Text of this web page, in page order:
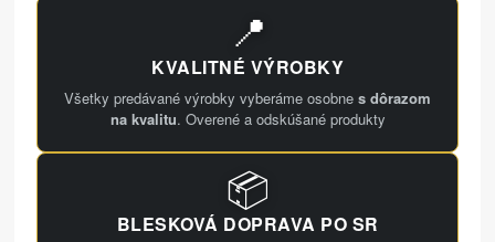
📍
KVALITNÉ VÝROBKY
Všetky predávané výrobky vyberáme osobne s dôrazom
na kvalitu. Overené a odskúšané produkty
📦
BLESKOVÁ DOPRAVA PO SR